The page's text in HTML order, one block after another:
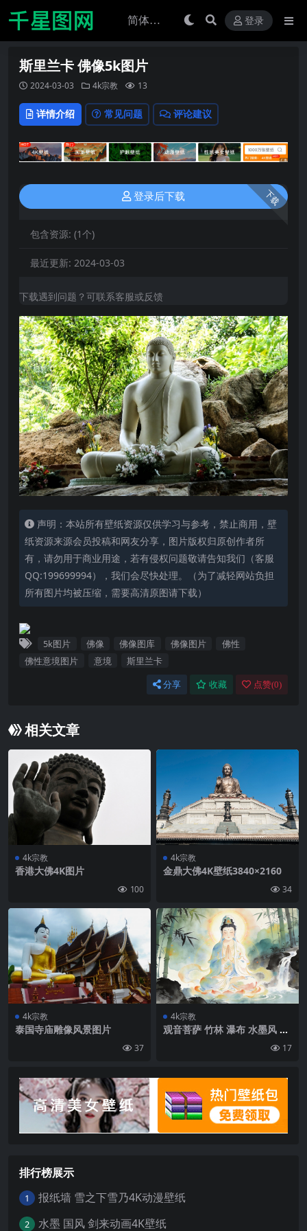
登录
斯里兰卡 佛像5k图片
2024-03-03 4k宗教 13
详情介绍 常见问题 评论建议
下载
登录后下载
包含资源: (1个)
最近更新: 2024-03-03
下载遇到问题？可联系客服或反馈
声明：本站所有壁纸资源仅供学习与参考，禁止商用，壁
纸资源来源会员投稿和网友分享，图片版权归原创作者所
有，请勿用于商业用途，若有侵权问题敬请告知我们（客服
QQ:199699994），我们会尽快处理。（为了减轻网站负担
所有图片均被压缩，需要高清原图请下载）
5k图片 佛像 佛像图库 佛像图片
佛性
佛性意境图片
意境 斯里兰卡
分享 收藏 点赞(0)
相关文章
4k宗教
香港大佛4K图片
100
4k宗教
金鼎大佛4K壁纸3840×2160
34
4k宗教
泰国寺庙雕像风景图片
37
4k宗教
观音菩萨 竹林 瀑布 水墨风 4K
17
排行榜展示
1 报纸墙 雪之下雪乃4K动漫壁纸
2 水墨 国风 剑来动画4K壁纸